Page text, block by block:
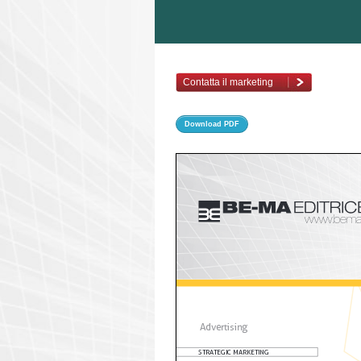
Contatta il marketing
Download PDF
str At EGIc MAr KEt InG
Advertising